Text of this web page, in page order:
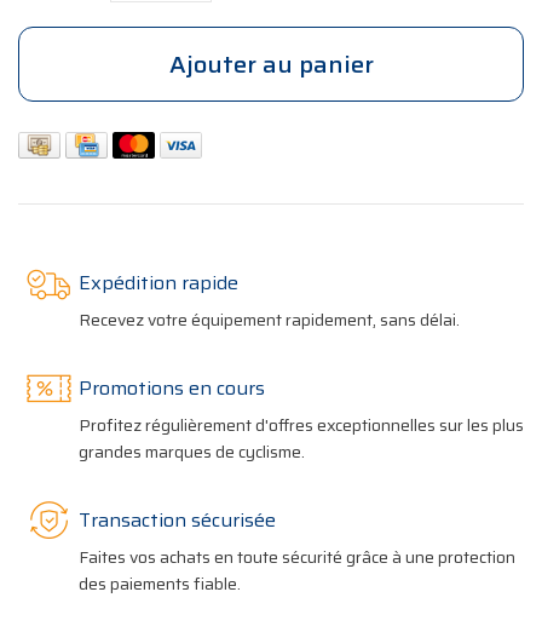
Ajouter au panier
Expédition rapide
Recevez votre équipement rapidement, sans délai.
Promotions en cours
Profitez régulièrement d'offres exceptionnelles sur les plus
grandes marques de cyclisme.
Transaction sécurisée
Faites vos achats en toute sécurité grâce à une protection
des paiements fiable.